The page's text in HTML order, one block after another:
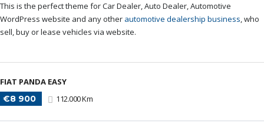
This is the perfect theme for Car Dealer, Auto Dealer, Automotive
WordPress website and any other automotive dealership business, who
sell, buy or lease vehicles via website.
FIAT PANDA EASY
€8 900
112.000 Km